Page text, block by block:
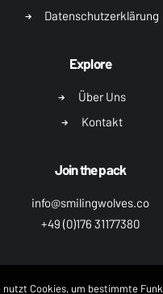
Datenschutzerklärung
Explore
Über Uns
Kontakt
Join the pack
info@smilingwolves.co
+49 (0)176 31177380
nutzt Cookies, um bestimmte